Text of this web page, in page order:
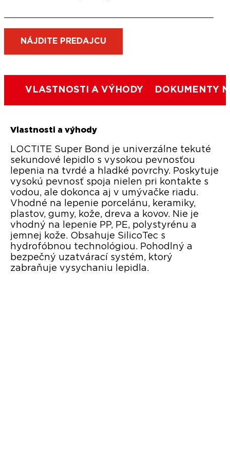
NÁJDITE PREDAJCU
VLASTNOSTI A VÝHODY DOKUMENTY
Vlastnosti a výhody
LOCTITE Super Bond je univerzálne tekuté
sekundové lepidlo s vysokou pevnosťou
lepenia na tvrdé a hladké povrchy. Poskytuje
vysokú pevnosť spoja nielen pri kontakte s
vodou, ale dokonca aj v umývačke riadu.
Vhodné na lepenie porcelánu, keramiky,
plastov, gumy, kože, dreva a kovov. Nie je
vhodný na lepenie PP, PE, polystyrénu a
jemnej kože. Obsahuje SilicoTec s
hydrofóbnou technológiou. Pohodlný a
bezpečný uzatvárací systém, ktorý
zabraňuje vysychaniu lepidla.